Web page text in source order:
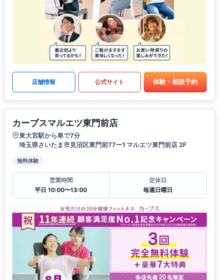
店舗情報 公式サイト 体験・相談予約
カーブスマルエツ東門前店
東大宮駅から車で7分
埼玉県さいたま市見沼区東門前77ー1 マルエツ東門前店 2F
無料体験
営業時間
平日 10:00〜13:00
定休日
毎週日曜日